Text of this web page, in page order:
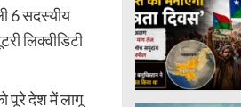
6 सदस्यीय
लिक्वीडिटी
पूरे देश में लागू